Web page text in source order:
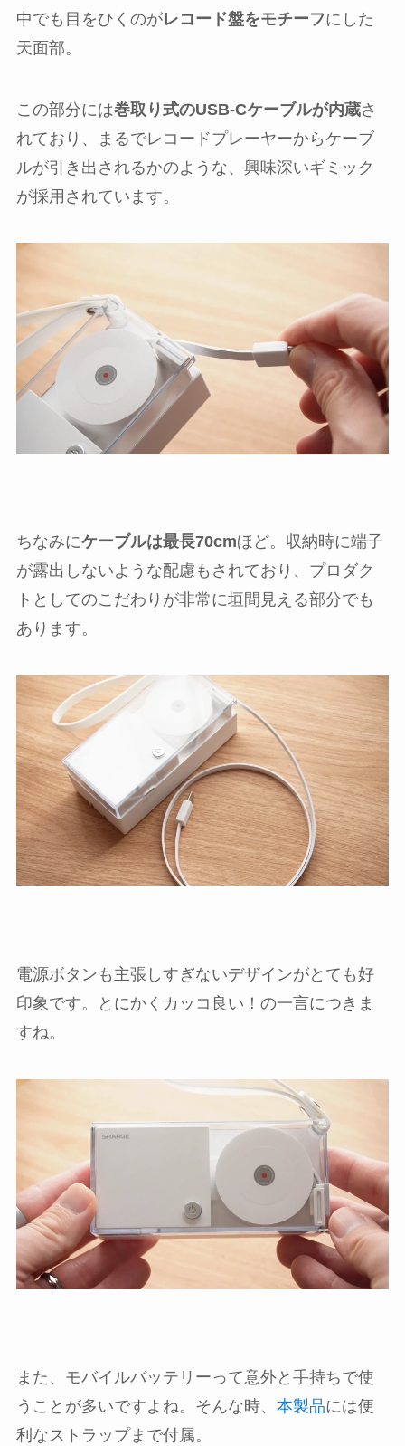
中でも目をひくのがレコード盤をモチーフにした
天面部。
この部分には巻取り式のUSB-Cケーブルが内蔵さ
れており、まるでレコードプレーヤーからケーブ
ルが引き出されるかのような、興味深いギミック
が採用されています。
ちなみにケーブルは最長70cmほど。収納時に端子
が露出しないような配慮もされており、プロダク
トとしてのこだわりが非常に垣間見える部分でも
あります。
電源ボタンも主張しすぎないデザインがとても好
印象です。とにかくカッコ良い！の一言につきま
すね。
また、モバイルバッテリーって意外と手持ちで使
うことが多いですよね。そんな時、 本製品には便
利なストラップまで付属。